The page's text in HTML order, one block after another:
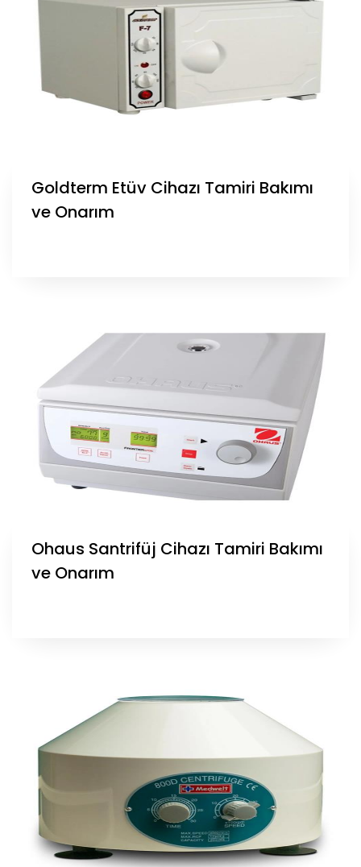
Goldterm Etüv Cihazı Tamiri Bakımı
ve Onarım
Ohaus Santrifüj Cihazı Tamiri Bakımı
ve Onarım